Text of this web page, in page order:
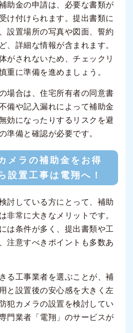
助金の申請は、必要な書類が
け付けられます。提出書類に
設置場所の写真や図面、誓約
、詳細な情報が含まれます。
がされないため、チェックリ
重に準備を進めましょう。
場合は、住宅所有者の同意書
備や記入漏れによって補助金
効になったりするリスクを避
準備と確認が必要です。
メラの補助金をお得
設置工事は電翔へ！
討している方にとって、補助
非常に大きなメリットです。
は条件が多く、提出書類や工
注意すべきポイントも多数あ
る工事業者を選ぶことが、補
と設置後の安心感を大きく左
犯カメラの設置を検討してい
門業者「電翔」のサービスが